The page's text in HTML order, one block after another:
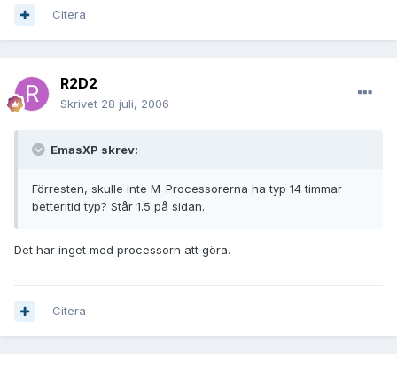
Citera
R2D2
Skrivet 28 juli, 2006
EmasXP skrev:
Förresten, skulle inte M-Processorerna ha typ 14 timmar
betteritid typ? Står 1.5 på sidan.
Det har inget med processorn att göra.
Citera